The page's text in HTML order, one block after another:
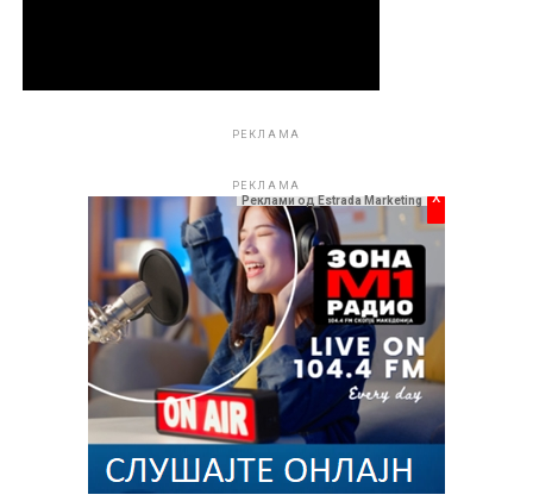
РЕКЛАМА
РЕКЛАМА
Реклами од Estrada Marketing x